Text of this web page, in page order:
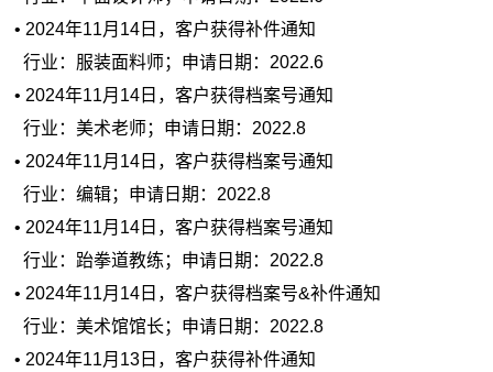
• 2024年11月14日，客户获得补件通知
行业：服装面料师；申请日期：2022.6
• 2024年11月14日，客户获得档案号通知
行业：美术老师；申请日期：2022.8
• 2024年11月14日，客户获得档案号通知
行业：编辑；申请日期：2022.8
• 2024年11月14日，客户获得档案号通知
行业：跆拳道教练；申请日期：2022.8
• 2024年11月14日，客户获得档案号&补件通知
行业：美术馆馆长；申请日期：2022.8
• 2024年11月13日，客户获得补件通知